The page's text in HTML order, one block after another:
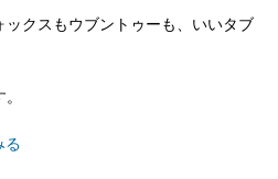
クスもウブントゥーも、いいタブ
る